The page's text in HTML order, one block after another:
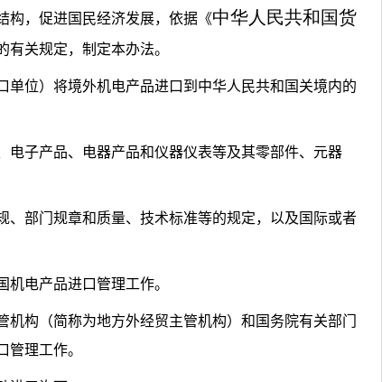
构，促进国民经济发展，依据《中华人民共和国货
关规定，制定本办法。
位）将境外机电产品进口到中华人民共和国关境内的
子产品、电器产品和仪器仪表等及其零部件、元器
部门规章和质量、技术标准等的规定，以及国际或者
国机电产品进口管理工作。
构（简称为地方外经贸主管机构）和国务院有关部门
理工作。